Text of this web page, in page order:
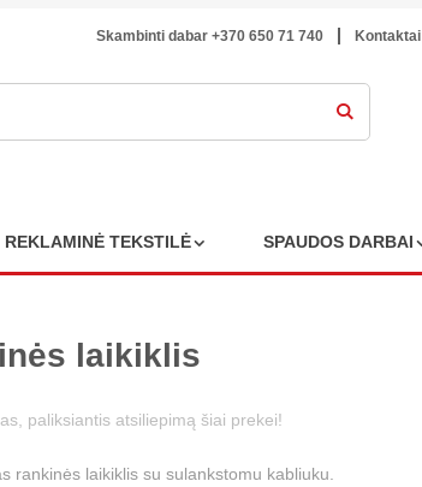
Skambinti dabar +370 650 71 740 Kontaktai
REKLAMINĖ TEKSTILĖ SPAUDOS DARBAI
laikiklis
paliksiantis atsiliepimą šiai prekei!
rankinės laikiklis su sulankstomu kabliuku.